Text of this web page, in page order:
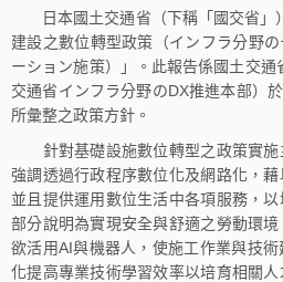
日本國土交通省（下稱「國交省」
建設之數位轉型政策（インフラ分野
ーション施策）」。此報告係國土交
交通省インフラ分野のDX推進本部）
所彙整之政策方針。
針對基礎設施數位轉型之政策實施
強調透過行政程序數位化及網路化，
並且提供運用數位生活中各項服務，
部分說明為實現安全與舒適之勞動環
欲活用AI與機器人，使施工作業與技
化提高專業技術學習效率以培育相關